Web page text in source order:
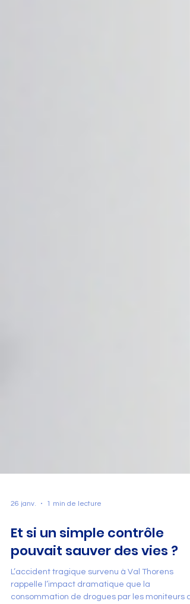
Et si un simple contrôle
pouvait sauver des vies ?
L’accident tragique survenu à Val Thorens